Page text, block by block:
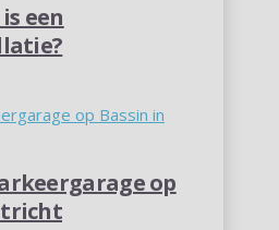
een
op